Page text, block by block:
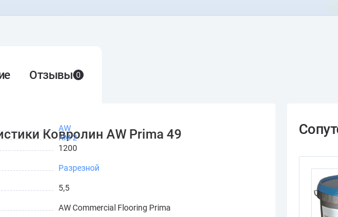
Отзывы 0
Ковролин AW Prima 49
КМ 2
AW
1200
Разрезной
5,5
AW Commercial Flooring Prima